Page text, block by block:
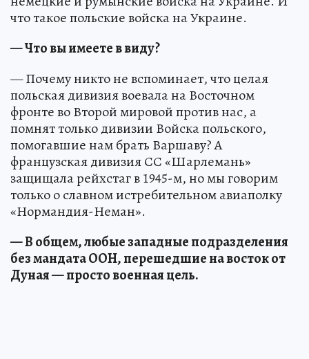
что такое польские войска на Украине.
— Что вы имеете в виду?
— Почему никто не вспоминает, что целая
польская дивизия воевала на Восточном
фронте во Второй мировой против нас, а
помнят только дивизии Войска польского,
помогавшие нам брать Варшаву? А
французская дивизия СС «Шарлемань»
защищала рейхстаг в 1945-м, но мы говорим
только о славном истребительном авиаполку
«Нормандия-Неман».
— В общем, любые западные подразделения
без мандата ООН, перешедшие на восток от
Дуная — просто военная цель.